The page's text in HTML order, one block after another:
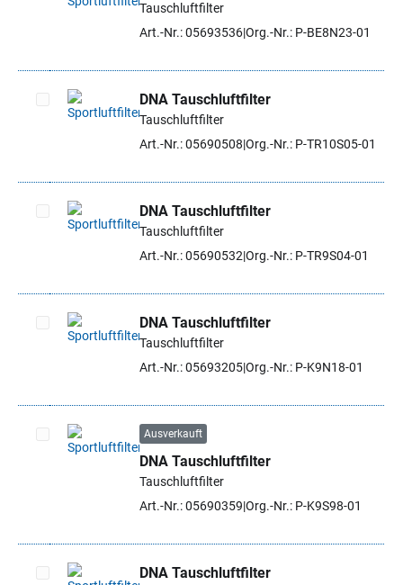
Artikel auswählen
Tauschluftfilter
Art.-Nr.: 05693536Org.-Nr.: P-BE8N23-01
Artikel auswählen
DNA Tauschluftfilter
Tauschluftfilter
Art.-Nr.: 05690508 Org.-Nr.: P-TR10S05-01
Artikel auswählen
DNA Tauschluftfilter
Tauschluftfilter
Art.-Nr.: 05690532 Org.-Nr.: P-TR9S04-01
Artikel auswählen
DNA Tauschluftfilter
Tauschluftfilter
Art.-Nr.: 05693205Org.-Nr.: P-K9N18-01
Artikel auswählen
Ausverkauft
DNA Tauschluftfilter
Tauschluftfilter
Art.-Nr.: 05690359 Org.-Nr.: P-K9S98-01
DNA Tauschluftfilter